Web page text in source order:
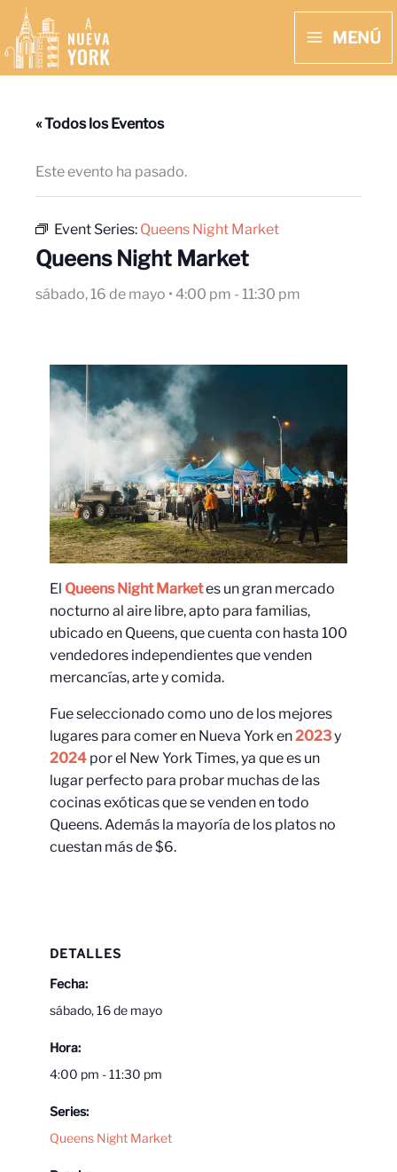
contenido
MENÚ
« Todos los Eventos
Este evento ha pasado.
Event Series: Queens Night Market
Queens Night Market
sábado, 16 de mayo • 4:00 pm - 11:30 pm
El Queens Night Marketes un gran mercado
nocturno al aire libre, apto para familias,
ubicado en Queens, que cuenta con hasta 100
vendedores independientes que venden
mercancías, arte y comida.
Fue seleccionado como uno de los mejores
lugares para comer en Nueva York en2023y
2024 por el New York Times, ya que es un
lugar perfecto para probar muchas de las
cocinas exóticas que se venden en todo
Queens. Además la mayoría de los platos no
cuestan más de $6.
DETALLES
Fecha:
sábado, 16 de mayo
Hora:
4:00 pm - 11:30 pm
Series:
Queens Night Market